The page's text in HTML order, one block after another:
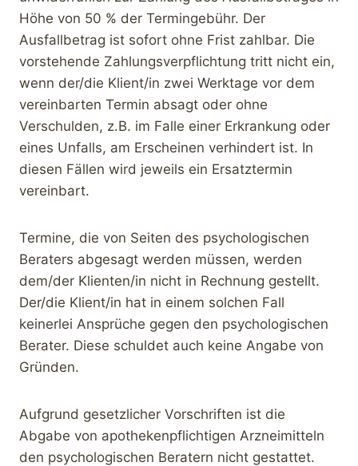
Höhe von 50 % der Termingebühr. Der
Ausfallbetrag ist sofort ohne Frist zahlbar. Die
vorstehende Zahlungsverpflichtung tritt nicht ein,
wenn der/die Klient/in zwei Werktage vor dem
vereinbarten Termin absagt oder ohne
Verschulden, z.B. im Falle einer Erkrankung oder
eines Unfalls, am Erscheinen verhindert ist. In
diesen Fällen wird jeweils ein Ersatztermin
vereinbart.
Termine, die von Seiten des psychologischen
Beraters abgesagt werden müssen, werden
dem/der Klienten/in nicht in Rechnung gestellt.
Der/die Klient/in hat in einem solchen Fall
keinerlei Ansprüche gegen den psychologischen
Berater. Diese schuldet auch keine Angabe von
Gründen.
Aufgrund gesetzlicher Vorschriften ist die
Abgabe von apothekenpflichtigen Arzneimitteln
den psychologischen Beratern nicht gestattet.